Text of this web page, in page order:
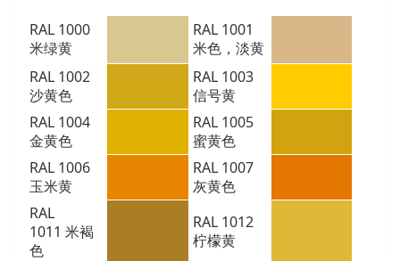
RAL 1000
米绿黄
RAL 1001
米色，淡黄
RAL 1002
沙黄色
RAL 1003
信号黄
RAL 1004
金黄色
RAL 1005
蜜黄色
RAL 1006
玉米黄
RAL 1007
灰黄色
RAL
1011米褐
色
RAL 1012
柠檬黄